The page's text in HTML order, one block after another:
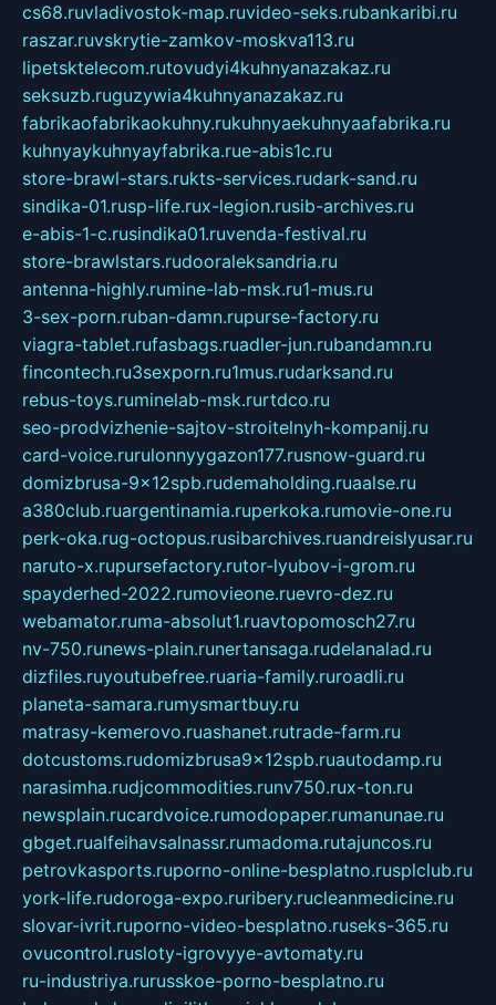
cs68.ruvladivostok-map.ruvideo-seks.rubankaribi.ru
raszar.ruvskrytie-zamkov-moskva113.ru
lipetsktelecom.rutovudyi4kuhnyanazakaz.ru
seksuzb.ruguzywia4kuhnyanazakaz.ru
fabrikaofabrikaokuhny.rukuhnyaekuhnyaafabrika.ru
kuhnyaykuhnyayfabrika.rue-abis1c.ru
store-brawl-stars.rukts-services.rudark-sand.ru
sindika-01.rusp-life.rux-legion.rusib-archives.ru
e-abis-1-c.rusindika01.ruvenda-festival.ru
store-brawlstars.rudooraleksandria.ru
antenna-highly.rumine-lab-msk.ru1-mus.ru
3-sex-porn.ruban-damn.rupurse-factory.ru
viagra-tablet.rufasbags.ruadler-jun.rubandamn.ru
fincontech.ru3sexporn.ru1mus.rudarksand.ru
rebus-toys.ruminelab-msk.rurtdco.ru
seo-prodvizhenie-sajtov-stroitelnyh-kompanij.ru
card-voice.rurulonnyygazon177.rusnow-guard.ru
domizbrusa-9x12spb.rudemaholding.ruaalse.ru
a380club.ruargentinamia.ruperkoka.rumovie-one.ru
perk-oka.rug-octopus.rusibarchives.ruandreislyusar.ru
naruto-x.rupursefactory.rutor-lyubov-i-grom.ru
spayderhed-2022.rumovieone.ruevro-dez.ru
webamator.ruma-absolut1.ruavtopomosch27.ru
nv-750.runews-plain.runertansaga.rudelanalad.ru
dizfiles.ruyoutubefree.ruaria-family.ruroadli.ru
planeta-samara.rumysmartbuy.ru
matrasy-kemerovo.ruashanet.rutrade-farm.ru
dotcustoms.rudomizbrusa9x12spb.ruautodamp.ru
narasimha.rudjcommodities.runv750.rux-ton.ru
newsplain.rucardvoice.rumodopaper.rumanunae.ru
gbget.rualfeihavsalnassr.rumadoma.rutajuncos.ru
petrovkasports.ruporno-online-besplatno.rusplclub.ru
york-life.rudoroga-expo.ruribery.rucleanmedicine.ru
slovar-ivrit.ruporno-video-besplatno.ruseks-365.ru
ovucontrol.rusloty-igrovyye-avtomaty.ru
ru-industriya.rurusskoe-porno-besplatno.ru